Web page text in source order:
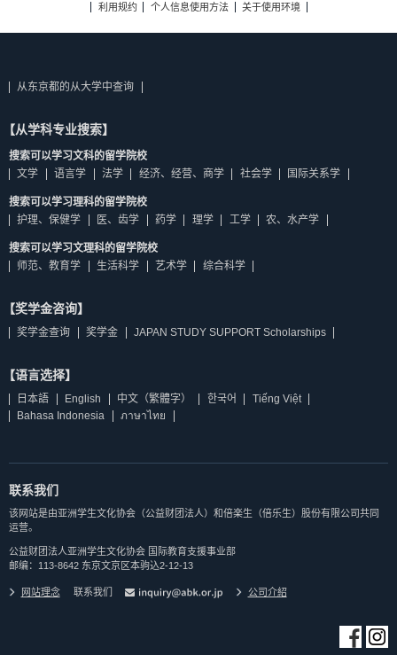
利用规约
个人信息使用方法 关于使用环境
从东京都的从大学中查询
【从学科专业搜索】
搜索可以学习文科的留学院校
文学
语言学 法学 经济、经营、商学 社会学 国际关系学
搜索可以学习理科的留学院校
护理、保健学
医、齿学 药学 理学 工学 农、水产学
搜索可以学习文理科的留学院校
师范、教育学
生活科学 艺术学 综合科学
【奖学金咨询】
奖学金查询 奖学金 JAPAN STUDY SUPPORT Scholarships
【语言选择】
日本語 English 中文（繁體字） 한국어
Tiếng Việt
Bahasa Indonesia
ภาษาไทย
联系我们
该网站是由亚洲学生文化协会（公益财团法人）和倍楽生（倍乐生）股份有限公司共同
运营。
公益财团法人亚洲学生文化协会 国际教育支援事业部
邮编：113-8642 东京文京区本驹込2-12-13
网站理念 联系我们 公司介紹